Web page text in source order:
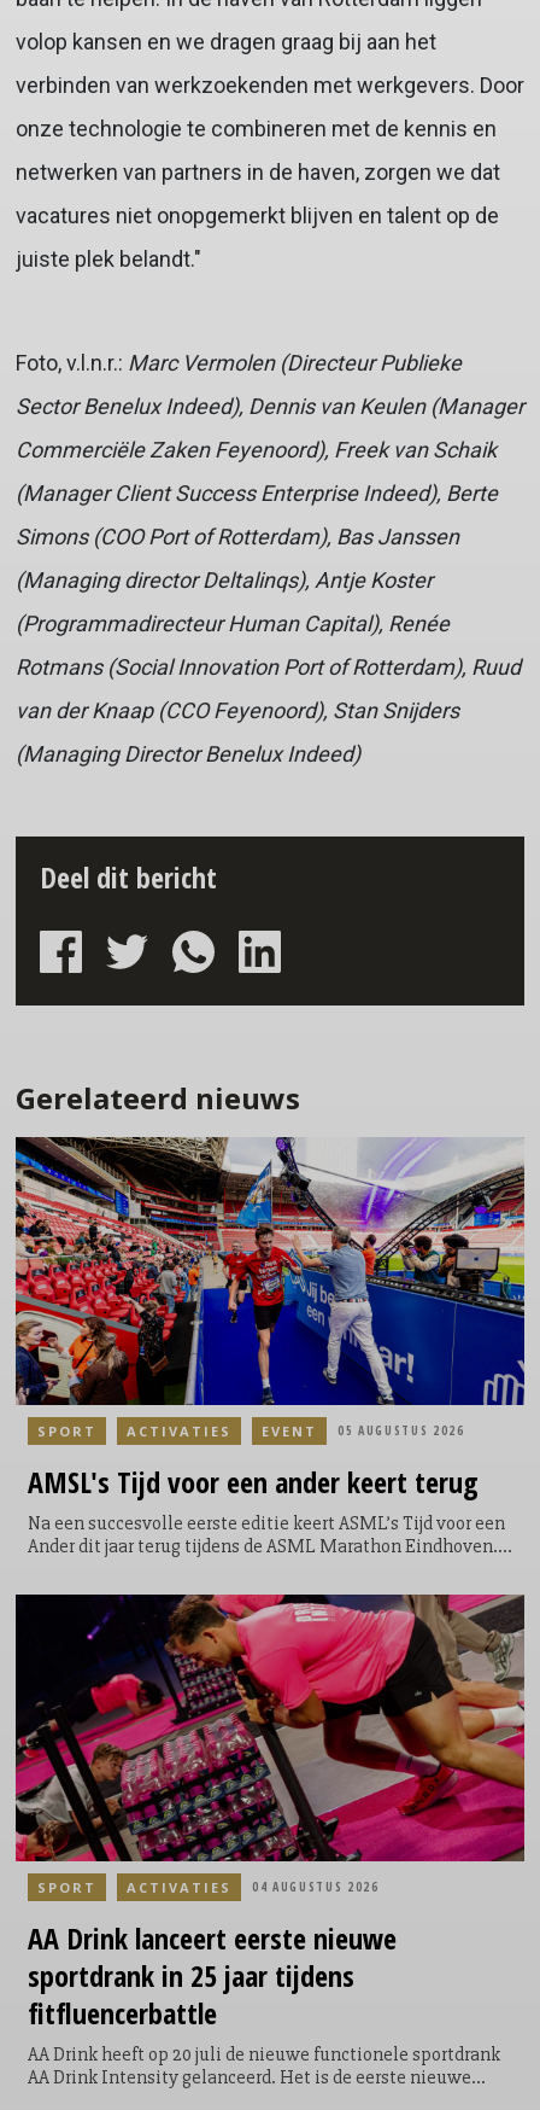
volop kansen en we dragen graag bij aan het
verbinden van werkzoekenden met werkgevers. Door
onze technologie te combineren met de kennis en
netwerken van partners in de haven, zorgen we dat
vacatures niet onopgemerkt blijven en talent op de
juiste plek belandt."
Foto, v.l.n.r.: Marc Vermolen (Directeur Publieke
Sector Benelux Indeed), Dennis van Keulen (Manager
Commerciële Zaken Feyenoord), Freek van Schaik
(Manager Client Success Enterprise Indeed), Berte
Simons (COO Port of Rotterdam), Bas Janssen
(Managing director Deltalinqs), Antje Koster
(Programmadirecteur Human Capital), Renée
Rotmans (Social InnovationPort of Rotterdam), Ruud
van der Knaap (CCO Feyenoord), Stan Snijders
(Managing Director Benelux Indeed)
Deel dit bericht
Gerelateerd nieuws
AMSL's Tijd voor een ander keert terug
Na een succesvolle eerste editie keert ASML’s Tijd voor een
Ander dit jaar terug tijdens de ASML Marathon Eindhoven.
een extra ronde te lopen door het Philips Stadion. Een
symbolische, maar krachtige toevoeging aan hun race; niet
voor zichzelf, maar voor een ander. Door de extra ronde te
lopen kunnen de lopers geld ophalen en direct bijdragen
aan een goed doel. Voor elke loper die door het Philips
Stadion loopt, doneert ASML €5.
SPORT ACTIVATIES EVENT 05 AUGUSTUS 2026
AA Drink lanceert eerste nieuwe
sportdrank in 25 jaar tijdens
fitfluencerbattle
AA Drink heeft op 20 juli de nieuwe functionele sportdrank
AA Drink Intensity gelanceerd. Het is de eerste nieuwe
SPORT ACTIVATIES 04 AUGUSTUS 2026